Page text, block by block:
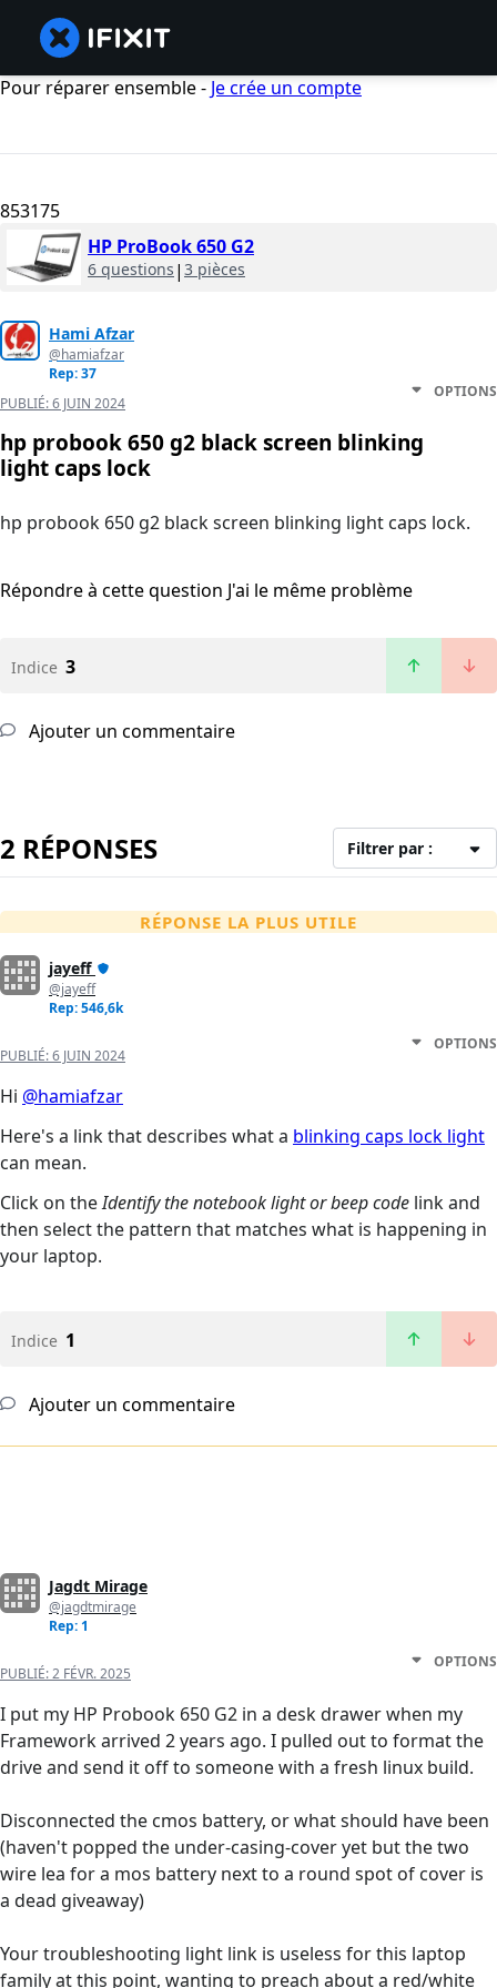
Pour réparer ensemble - Je crée un compte
853175
HP ProBook 650 G2
6 questions | 3 pièces
Hami Afzar
@hamiafzar
Rep: 37
PUBLIÉ:6 JUIN 2024
OPTIONS
hp probook 650 g2 black screen blinking
light caps lock
hp probook 650 g2 black screen blinking light caps lock.
Répondre à cette question J'ai le même problème
Indice 3
Ajouter un commentaire
2 RÉPONSES Filtrer par :
RÉPONSE LA PLUS UTILE
jayeff
@jayeff
Rep: 546,6k
PUBLIÉ:6 JUIN 2024
OPTIONS
Hi @hamiafzar
Here's a link that describes what a blinking caps lock light
can mean.
Click on theIdentify the notebook light or beep code link and
then select the pattern that matches what is happening in
your laptop.
Indice 1
Ajouter un commentaire
Jagdt Mirage
@jagdtmirage
Rep: 1
PUBLIÉ:2 FÉVR. 2025
OPTIONS
I put my HP Probook 650 G2 in a desk drawer when my
Framework arrived 2 years ago. I pulled out to format the
drive and send it off to someone with a fresh linux build.
Disconnected the cmos battery, or what should have been
(haven't popped the under-casing-cover yet but the two
wire lea for a mos battery next to a round spot of cover is
a dead giveaway)
Your troubleshooting light link is useless for this laptop
family at this point, wanting to preach about a red/white